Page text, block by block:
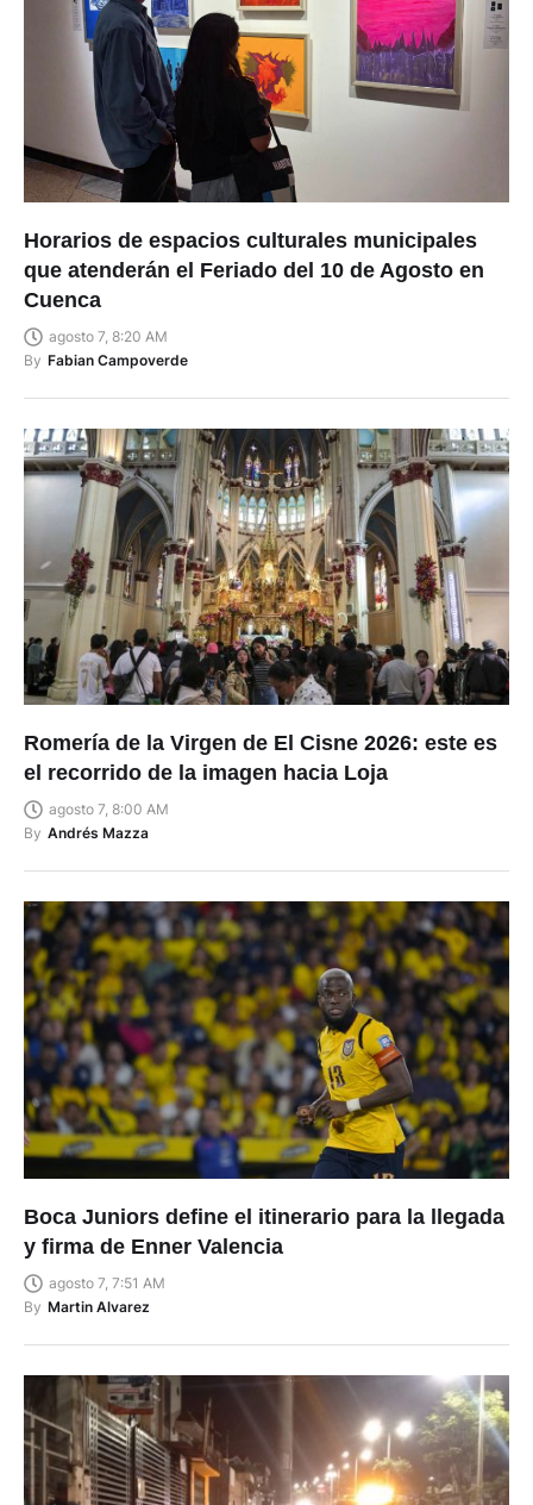
Horarios de espacios culturales municipales
que atenderán el Feriado del 10 de Agosto en
Cuenca
agosto 7, 8:20 AM
By Fabian Campoverde
Romería de la Virgen de El Cisne 2026: este es
el recorrido de la imagen hacia Loja
agosto 7, 8:00 AM
By Andrés Mazza
Boca Juniors define el itinerario para la llegada
y firma de Enner Valencia
agosto 7, 7:51 AM
By Martin Alvarez